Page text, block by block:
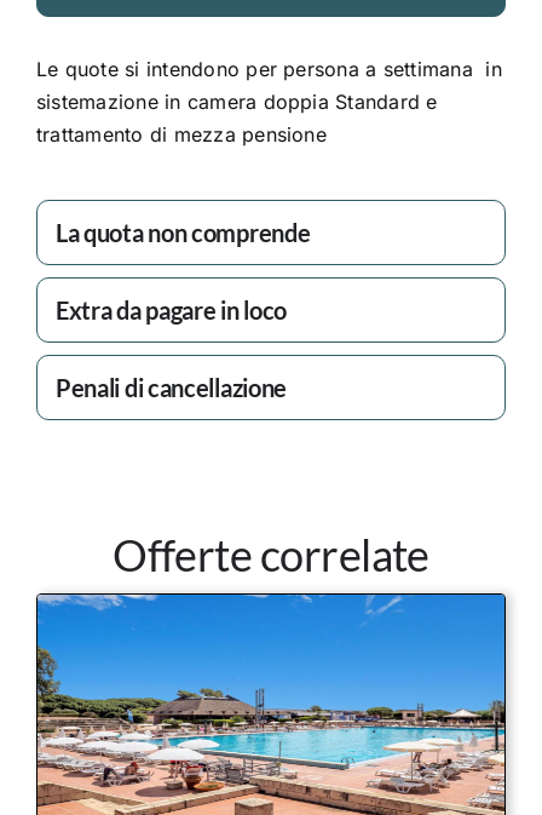
Le quote si intendono per persona a settimana in
sistemazione in camera doppia Standard e
trattamento di mezza pensione
La quota non comprende
Extra da pagare in loco
Penali di cancellazione
Offerte correlate